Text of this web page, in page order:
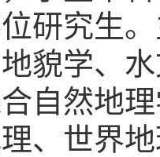
研究生
貌学、
自然地
、世界